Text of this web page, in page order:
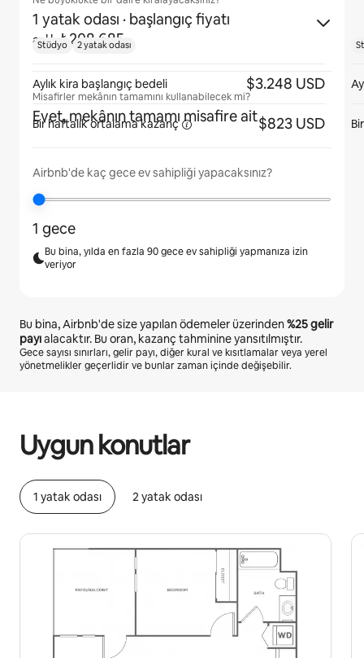
1 yatak odası · başlangıç fiyatı
aylık₺208.685
Misafirler mekânın tamamını kullanabilecek mi?
Evet, mekânın tamamı misafire ait
Airbnb'de kaç gece ev sahipliği yapacaksınız?
1 gece
Bu bina, yılda en fazla 90 gece ev sahipliği yapmanıza izin
veriyor
Bu bina, Airbnb'de size yapılan ödemeler üzerinden%25gelir
payıalacaktır. Bu oran, kazanç tahminine yansıtılmıştır.
Gece sayısı sınırları, gelir payı, diğer kural ve kısıtlamalar veya yerel
yönetmelikler geçerlidir ve bunlar zaman içinde değişebilir.
Uygun konutlar
1 yatak odası 2 yatak odası
Stüdyo 2 yatak odası
Aylık kira başlangıç bedeli $3.248 USD
Bir haftalık ortalamakazanç $823 USD